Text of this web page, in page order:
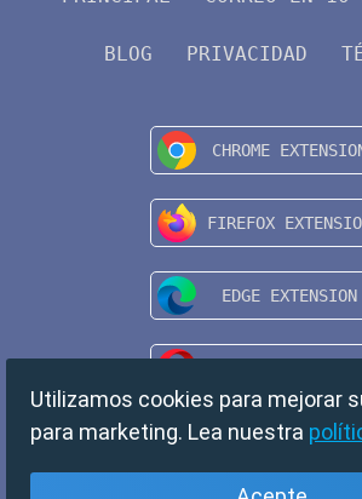
BLOG PRIVACIDAD
Utilizamos cookies para mejorar
para marketing. Lea nuestra